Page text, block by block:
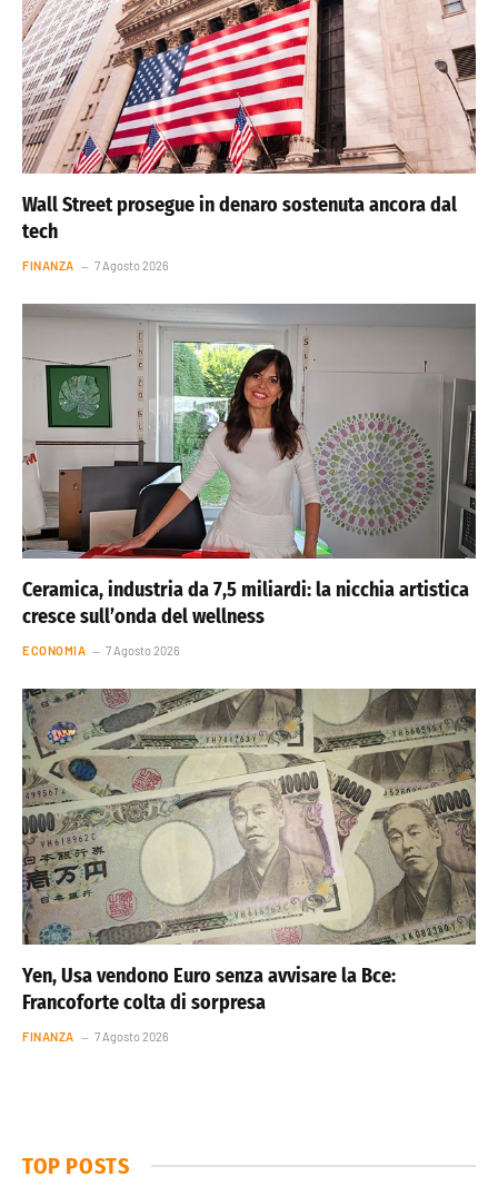
Wall Street prosegue in denaro sostenuta ancora dal
tech
FINANZA 7 Agosto 2026
Ceramica, industria da 7,5 miliardi: la nicchia artistica
cresce sull’onda del wellness
ECONOMIA 7 Agosto 2026
Yen, Usa vendono Euro senza avvisare la Bce:
Francoforte colta di sorpresa
FINANZA 7 Agosto 2026
TOP POSTS